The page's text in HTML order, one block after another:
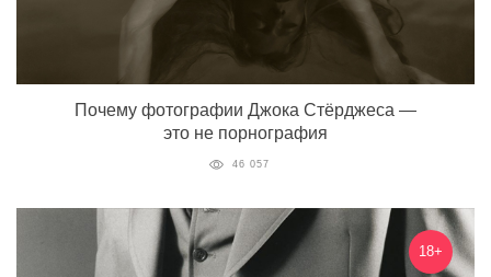
Почему фотографии Джока Стёрджеса —
это не порнография
46 057
18+